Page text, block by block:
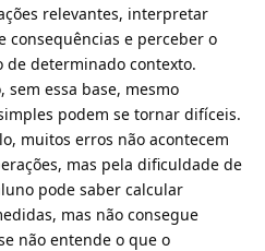
relevantes, interpretar
consequências e perceber o
determinado contexto.
sem essa base, mesmo
podem se tornar difíceis.
muitos erros não acontecem
mas pela dificuldade de
pode saber calcular
mas não consegue
não entende o que o